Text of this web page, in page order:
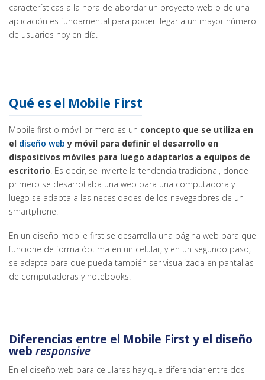
características a la hora de abordar un proyecto web o de una
aplicación es fundamental para poder llegar a un mayor número
de usuarios hoy en día.
Qué es el Mobile First
Mobile first o móvil primero es un concepto que se utiliza en
el diseño web y móvil para definir el desarrollo en
dispositivos móviles para luego adaptarlos a equipos de
escritorio. Es decir, se invierte la tendencia tradicional, donde
primero se desarrollaba una web para una computadora y
luego se adapta a las necesidades de los navegadores de un
smartphone.
En un diseño mobile first se desarrolla una página web para que
funcione de forma óptima en un celular, y en un segundo paso,
se adapta para que pueda también ser visualizada en pantallas
de computadoras y notebooks.
Diferencias entre el Mobile First y el diseño
web responsive
En el diseño web para celulares hay que diferenciar entre dos